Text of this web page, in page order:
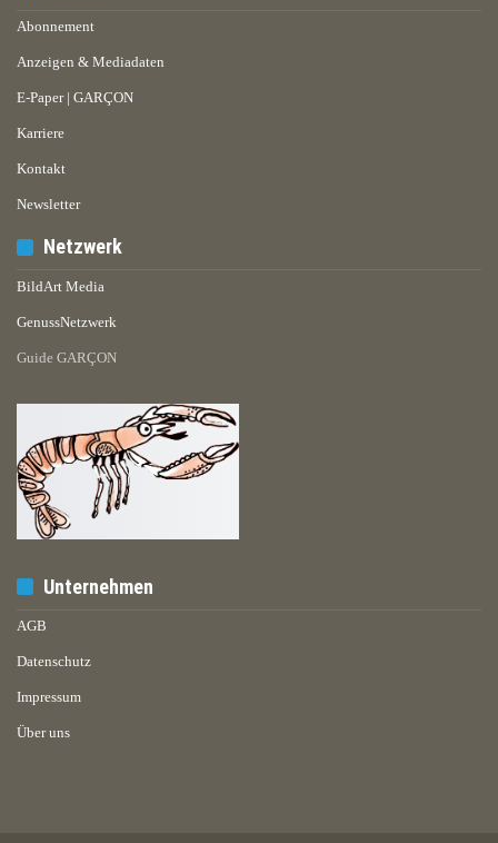
Abonnement
Anzeigen & Mediadaten
E-Paper | GARÇON
Karriere
Kontakt
Newsletter
Netzwerk
BildArt Media
GenussNetzwerk
Guide GARÇON
Unternehmen
AGB
Datenschutz
Impressum
Über uns